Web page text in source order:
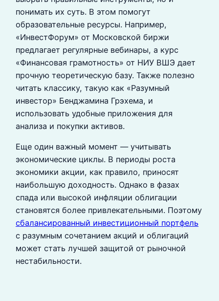
понимать их суть. В этом помогут
образовательные ресурсы. Например,
«ИнвестФорум» от Московской биржи
предлагает регулярные вебинары, а курс
«Финансовая грамотность» от НИУ ВШЭ дает
прочную теоретическую базу. Также полезно
читать классику, такую как «Разумный
инвестор» Бенджамина Грэхема, и
использовать удобные приложения для
анализа и покупки активов.
Еще один важный момент — учитывать
экономические циклы. В периоды роста
экономики акции, как правило, приносят
наибольшую доходность. Однако в фазах
спада или высокой инфляции облигации
становятся более привлекательными. Поэтому
сбалансированный инвестиционный портфель
с разумным сочетанием акций и облигаций
может стать лучшей защитой от рыночной
нестабильности.